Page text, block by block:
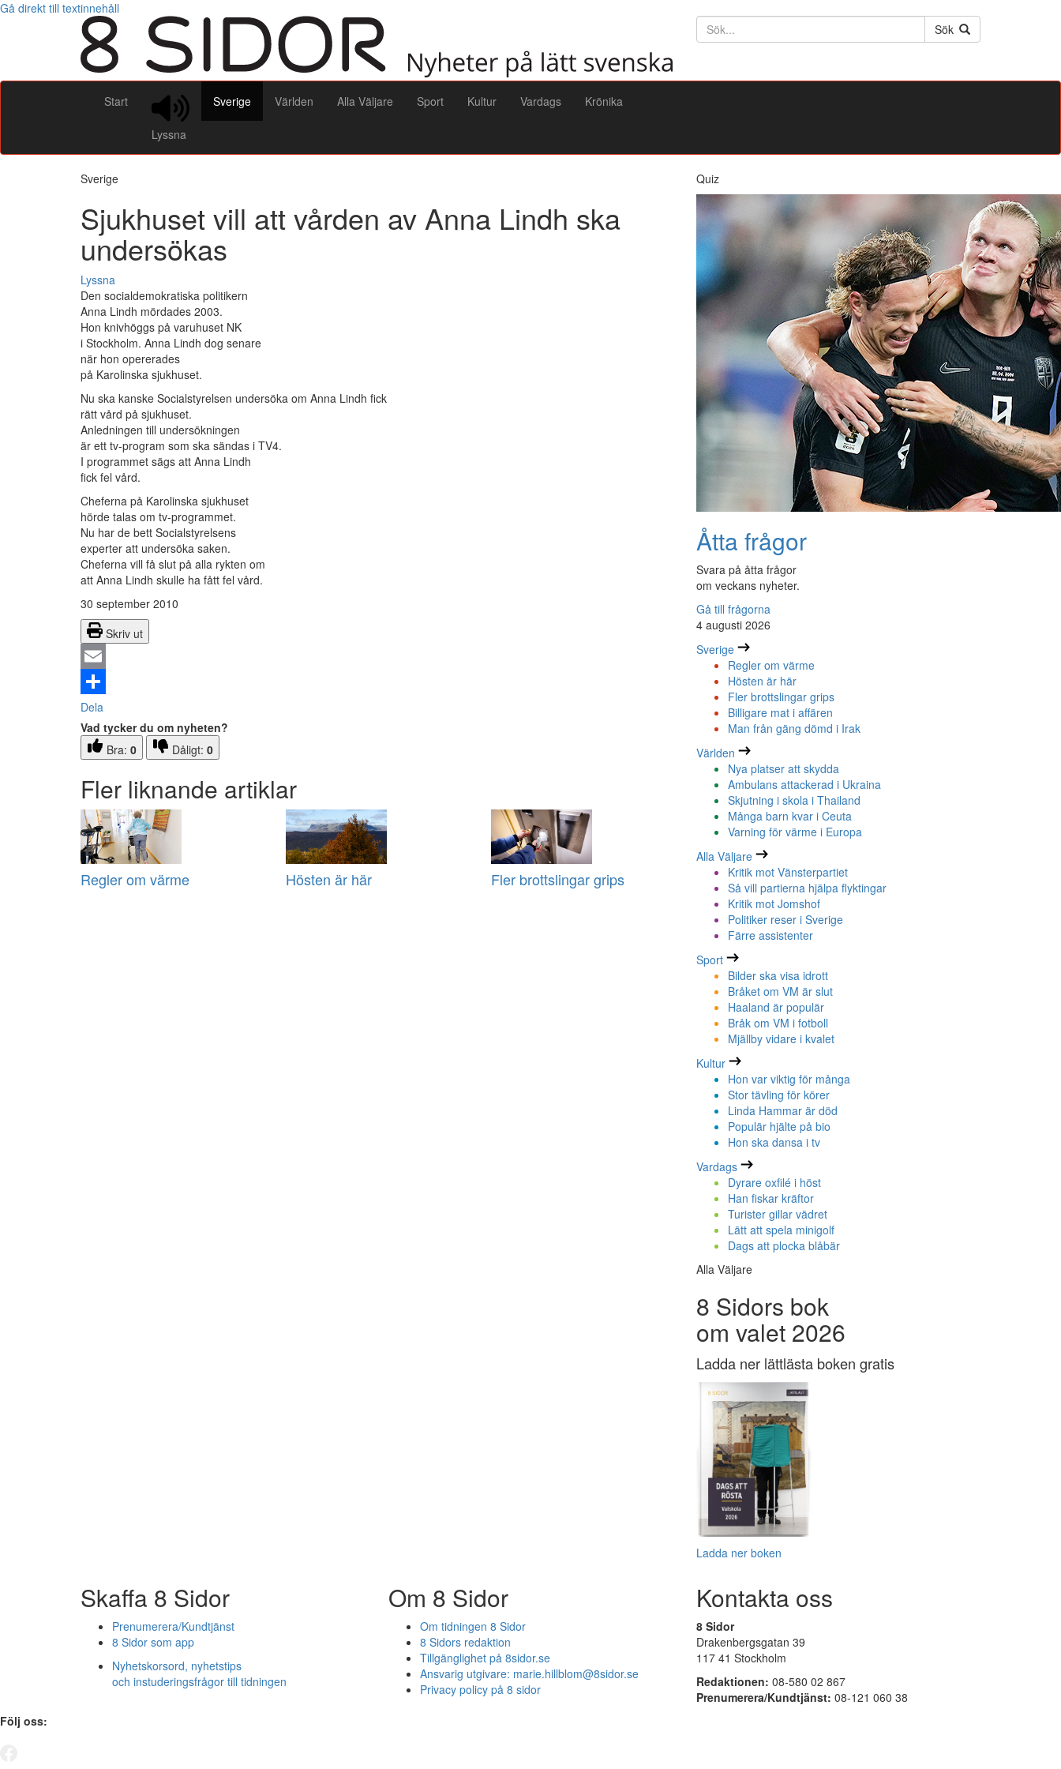
Gå direkt till textinnehåll
Söktext
Sök
Start
Lyssna
Sverige Världen Alla Väljare Sport Kultur Vardags Krönika
Sverige
Sjukhuset vill att vården av Anna Lindh ska
undersökas
Lyssna
Den socialdemokratiska politikern
Anna Lindh mördades 2003.
Hon knivhöggs på varuhuset NK
i Stockholm. Anna Lindh dog senare
när hon opererades
på Karolinska sjukhuset.
Nu ska kanske Socialstyrelsen undersöka om Anna Lindh fick
rätt vård på sjukhuset.
Anledningen till undersökningen
är ett tv-program som ska sändas i TV4.
I programmet sägs att Anna Lindh
fick fel vård.
Cheferna på Karolinska sjukhuset
hörde talas om tv-programmet.
Nu har de bett Socialstyrelsens
experter att undersöka saken.
Cheferna vill få slut på alla rykten om
att Anna Lindh skulle ha fått fel vård.
30 september 2010
Skriv ut
Email
Dela
Vad tycker du om nyheten?
Bra: 0 Dåligt: 0
Fler liknande artiklar
Regler om värme Hösten är här Fler brottslingar grips
Quiz
Åtta frågor
Svara på åtta frågor
om veckans nyheter.
Gå till frågorna
4 augusti 2026
Sverige
Regler om värme
Hösten är här
Fler brottslingar grips
Billigare mat i affären
Man från gäng dömd i Irak
Världen
Nya platser att skydda
Ambulans attackerad i Ukraina
Skjutning i skola i Thailand
Många barn kvar i Ceuta
Varning för värme i Europa
Alla Väljare
Kritik mot Vänsterpartiet
Så vill partierna hjälpa flyktingar
Kritik mot Jomshof
Politiker reser i Sverige
Färre assistenter
Sport
Bilder ska visa idrott
Bråket om VM är slut
Haaland är populär
Bråk om VM i fotboll
Mjällby vidare i kvalet
Kultur
Hon var viktig för många
Stor tävling för körer
Linda Hammar är död
Populär hjälte på bio
Hon ska dansa i tv
Vardags
Dyrare oxfilé i höst
Han fiskar kräftor
Turister gillar vädret
Lätt att spela minigolf
Dags att plocka blåbär
Alla Väljare
8 Sidors bok
om valet 2026
Ladda ner lättlästa boken gratis
Ladda ner boken
Skaffa 8 Sidor
Prenumerera/Kundtjänst
8 Sidor som app
Nyhetskorsord, nyhetstips
och instuderingsfrågor till tidningen
Om 8 Sidor
Om tidningen 8 Sidor
8 Sidors redaktion
Tillgänglighet på 8sidor.se
Ansvarig utgivare: marie.hillblom@8sidor.se
Privacy policy på 8 sidor
Kontakta oss
8 Sidor
Drakenbergsgatan 39
117 41 Stockholm
Redaktionen: 08-580 02 867
Prenumerera/Kundtjänst: 08-121 060 38
Följ oss: